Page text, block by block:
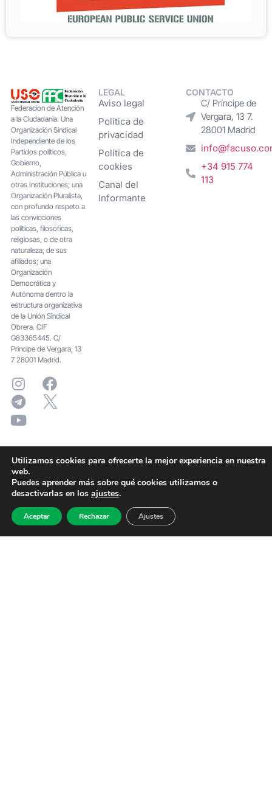
Federacion de Atención
a la Ciudadanía. Una
Organización Sindical
Independiente de los
Partidos políticos,
Gobierno,
Administración Pública u
otras Instituciones; una
Organización Pluralista,
con profundo respeto a
las convicciones
políticas, filosóficas,
religiosas, o de otra
naturaleza, de sus
afiliados; una
Organización
Democrática y
Autónoma dentro la
estructura organizativa
de la Unión Sindical
Obrera. CIF
G83365445. C/
Principe de Vergara, 13
7 28001 Madrid.
LEGAL
Aviso legal
Política de
privacidad
Política de
cookies
Canal del
Informante
CONTACTO
C/ Príncipe de
Vergara, 13 7.
28001 Madrid
+34 915 774
113
Utilizamos cookies para ofrecerte la mejor experiencia en nuestra
web.
Puedes aprender más sobre qué cookies utilizamos o
desactivarlas en los ajustes.
Aceptar Rechazar Ajustes